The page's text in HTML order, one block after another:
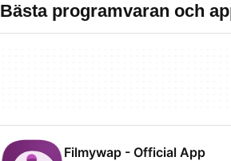
Bästa programvaran och
Filmywap - Official App